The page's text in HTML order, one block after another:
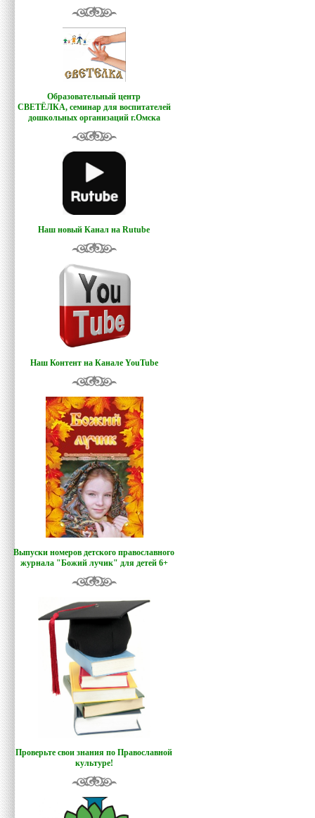
Образовательный центр
СВЕТЁЛКА, семинар для воспитателей
дошкольных организаций г.Омска
Наш новый Канал на Rutube
Наш Контент на Канале YouTube
Выпуски номеров детского православного
журнала "Божий лучик" для детей 6+
Проверьте свои знания по Православной
культуре!